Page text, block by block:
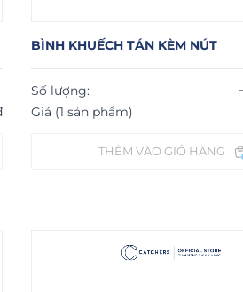
BÌNH KHUẾCH TÁN KÈM NÚT
Số lượng:
Giá (1 sản phẩm)
THÊM VÀO GIỎ HÀNG